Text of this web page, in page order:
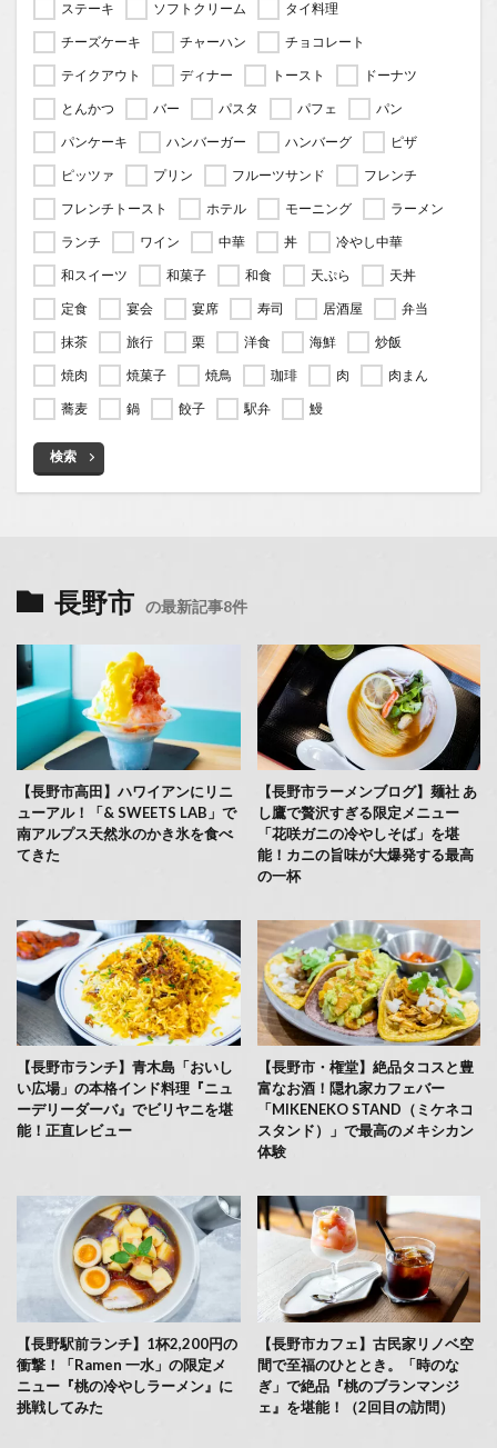
ステーキ
ソフトクリーム
タイ料理
チーズケーキ
チャーハン
チョコレート
テイクアウト
ディナー トースト
ドーナツ
とんかつ
バー パスタ パフェ
パン
パンケーキ
ハンバーガー ハンバーグ
ピザ
ピッツァ
プリン フルーツサンド
フレンチ
フレンチトースト
ホテル モーニング
ラーメン
ランチ
ワイン 中華 丼
冷やし中華
和スイーツ
和菓子 和食 天ぷら
天丼
定食
宴会 宴席 寿司 居酒屋
弁当
抹茶
旅行 栗 洋食 海鮮
炒飯
焼肉
焼菓子 焼鳥 珈琲 肉
肉まん
蕎麦
鍋 餃子 駅弁 鰻
検索
長野市 の最新記事8件
【長野市高田】ハワイアンにリニ
ューアル！「& SWEETS LAB」で
南アルプス天然氷のかき氷を食べ
てきた
【長野市ラーメンブログ】麺社 あ
し鷹で贅沢すぎる限定メニュー
「花咲ガニの冷やしそば」を堪
能！カニの旨味が大爆発する最高
の一杯
【長野市ランチ】青木島「おいし
い広場」の本格インド料理『ニュ
ーデリーダーバ』でビリヤニを堪
能！正直レビュー
【長野市・権堂】絶品タコスと豊
富なお酒！隠れ家カフェバー
「MIKENEKO STAND（ミケネコ
スタンド）」で最高のメキシカン
体験
【長野駅前ランチ】1杯2,200円の
衝撃！「Ramen 一水」の限定メ
ニュー『桃の冷やしラーメン』に
挑戦してみた
【長野市カフェ】古民家リノベ空
間で至福のひととき。「時のな
ぎ」で絶品『桃のブランマンジ
ェ』を堪能！（2回目の訪問）